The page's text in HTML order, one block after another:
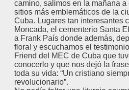
camino, salimos en la mañana
sitios más emblemáticos de la
Cuba. Lugares tan interesantes
Moncada, el cementerio Santa
a Frank País donde además,
floral y escuchamos el
Friend del MEC de Cuba que
conocerlo y que nos dejó la
toda su vida: “Un cristiano
revolucionario”.